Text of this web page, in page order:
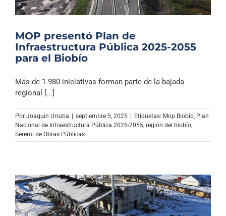
MOP presentó Plan de
Infraestructura Pública 2025-2055
para el Biobío
Más de 1.980 iniciativas forman parte de la bajada
regional [...]
Por Joaquin Urrutia septiembre 5, 2025 Etiquetas: Mop Biobío, Plan
Nacional de Infraestructura Pública 2025-2055, región del biobío,
Seremi de Obras Públicas